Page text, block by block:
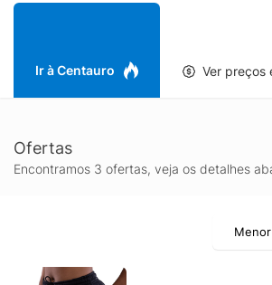
Ir à Centauro Ver preços
Ofertas
Encontramos 3 ofertas, veja os detalhes